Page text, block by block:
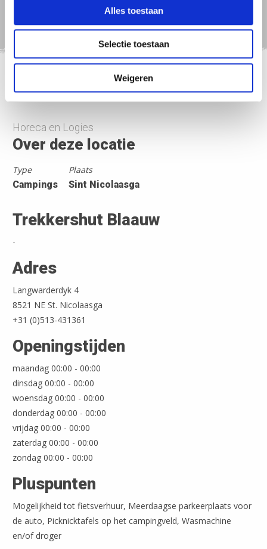
Alles toestaan
Selectie toestaan
Weigeren
Nederland Fietsland > Trekkershut Blaauw
Horeca en Logies
Over deze locatie
Type
Campings
Plaats
Sint Nicolaasga
Trekkershut Blaauw
-
Adres
Langwarderdyk 4
8521 NE St. Nicolaasga
+31 (0)513-431361
Openingstijden
maandag 00:00 - 00:00
dinsdag 00:00 - 00:00
woensdag 00:00 - 00:00
donderdag 00:00 - 00:00
vrijdag 00:00 - 00:00
zaterdag 00:00 - 00:00
zondag 00:00 - 00:00
Pluspunten
Mogelijkheid tot fietsverhuur, Meerdaagse parkeerplaats voor
de auto, Picknicktafels op het campingveld, Wasmachine
en/of droger